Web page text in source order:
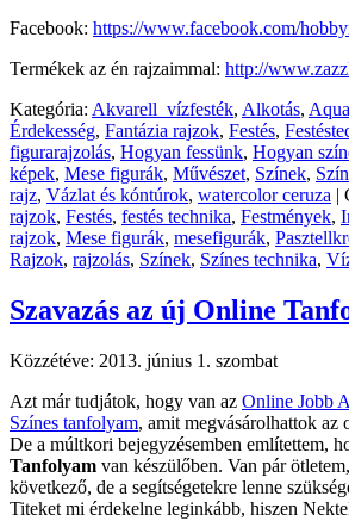
Facebook: https://www.facebook.com/
Termékek az én rajzaimmal: http://
Kategória: Akvarell_vízfesték, Alkotás,
Érdekesség, Fantázia rajzok, Festés,
figurarajzolás, Hogyan fessünk, Hogyan
képek, Mese figurák, Művészet, Színek,
rajz, Vázlat és kóntúrok, watercolor ceruza |
rajzok, Festés, festés technika, Festmények,
rajzok, Mese figurák, mesefigurák,
Rajzok, rajzolás, Színek, Színes technika,
Szavazás az új Online
Közzétéve: 2013. június 1. szombat
Azt már tudjátok, hogy van az Online Jobb
Színes tanfolyam, amit megvásárolhattok az
De a múltkori bejegyzésemben említettem,
Tanfolyam van készülőben. Van pár
következő, de a segítségetekre lenne
Titeket mi érdekelne leginkább, hiszen